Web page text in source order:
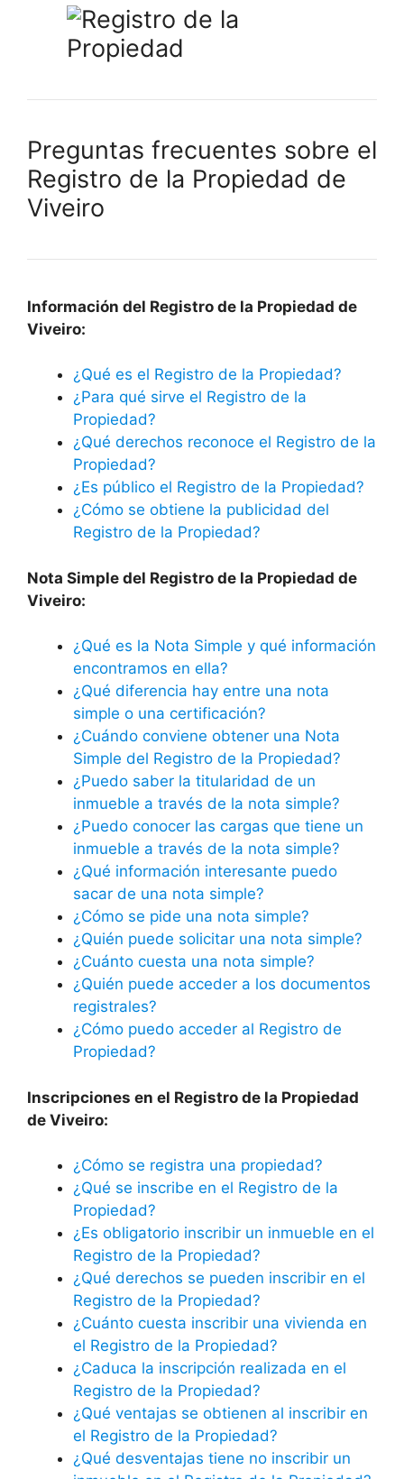
Preguntas frecuentes sobre el
Registro de la Propiedad de
Viveiro
Información del Registro de la Propiedad de
Viveiro:
¿Qué es el Registro de la Propiedad?
¿Para qué sirve el Registro de la
Propiedad?
¿Qué derechos reconoce el Registro de la
Propiedad?
¿Es público el Registro de la Propiedad?
¿Cómo se obtiene la publicidad del
Registro de la Propiedad?
Nota Simple del Registro de la Propiedad de
Viveiro:
¿Qué es la Nota Simple y qué información
encontramos en ella?
¿Qué diferencia hay entre una nota
simple o una certificación?
¿Cuándo conviene obtener una Nota
Simple del Registro de la Propiedad?
¿Puedo saber la titularidad de un
inmueble a través de la nota simple?
¿Puedo conocer las cargas que tiene un
inmueble a través de la nota simple?
¿Qué información interesante puedo
sacar de una nota simple?
¿Cómo se pide una nota simple?
¿Quién puede solicitar una nota simple?
¿Cuánto cuesta una nota simple?
¿Quién puede acceder a los documentos
registrales?
¿Cómo puedo acceder al Registro de
Propiedad?
Inscripciones en el Registro de la Propiedad
de Viveiro:
¿Cómo se registra una propiedad?
¿Qué se inscribe en el Registro de la
Propiedad?
¿Es obligatorio inscribir un inmueble en el
Registro de la Propiedad?
¿Qué derechos se pueden inscribir en el
Registro de la Propiedad?
¿Cuánto cuesta inscribir una vivienda en
el Registro de la Propiedad?
¿Caduca la inscripción realizada en el
Registro de la Propiedad?
¿Qué ventajas se obtienen al inscribir en
el Registro de la Propiedad?
¿Qué desventajas tiene no inscribir un